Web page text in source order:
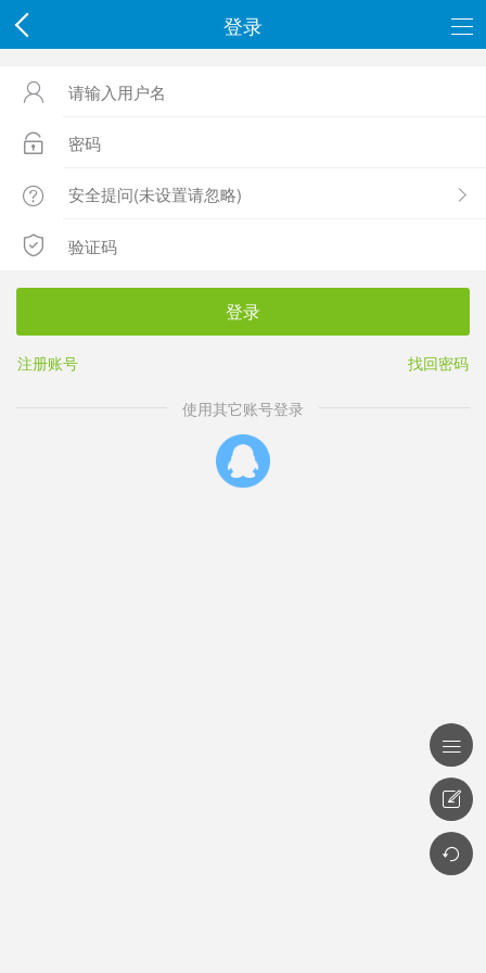
登录




登录
注册账号 找回密码
使用其它账号登录


